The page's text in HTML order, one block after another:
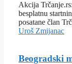
Akcija
besplatnu
posatane član
Uroš Zmijanac
Beogradski